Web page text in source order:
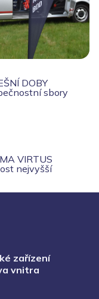
DOBY
sbory
VIRTUS
nejvyšší
zařízení
vnitra